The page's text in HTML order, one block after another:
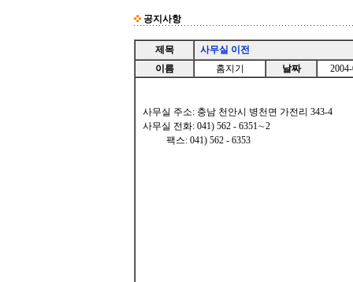
공지사항
제목
사무실 이전
이름
홈지기 날짜
사무실 주소: 충남 천안시 병천면 가전리 343-4
사무실 전화: 041) 562 - 6351∼2
팩스: 041) 562 - 6353